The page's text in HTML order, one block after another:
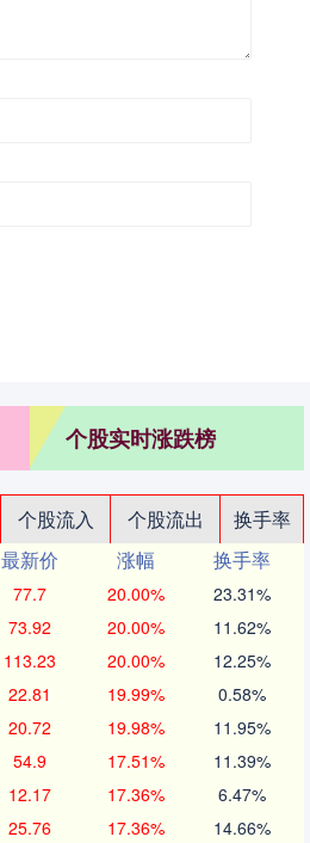
个股实时涨跌榜
个股流入 个股流出
换手率
最新价 涨幅
换手率
77.7 20.00% 23.31%
73.92 20.00% 11.62%
113.23 20.00% 12.25%
22.81 19.99% 0.58%
20.72 19.98% 11.95%
54.9 17.51% 11.39%
12.17 17.36% 6.47%
25.76 17.36% 14.66%